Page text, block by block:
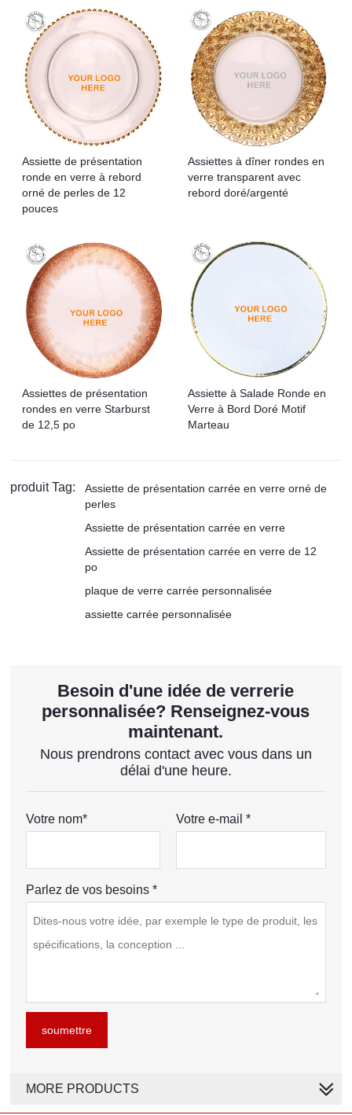
Assiette de présentation
ronde en verre à rebord
orné de perles de 12
pouces
Assiettes à dîner rondes en
verre transparent avec
rebord doré/argenté
Assiettes de présentation
rondes en verre Starburst
de 12,5 po
Assiette à Salade Ronde en
Verre à Bord Doré Motif
Marteau
produit Tag:
Assiette de présentation carrée en verre orné de
perles
Assiette de présentation carrée en verre
Assiette de présentation carrée en verre de 12
po
plaque de verre carrée personnalisée
assiette carrée personnalisée
Besoin d'une idée de verrerie
personnalisée? Renseignez-vous
maintenant.
Nous prendrons contact avec vous dans un
délai d'une heure.
Votre nom* Votre e-mail *
Parlez de vos besoins *
soumettre
MORE PRODUCTS